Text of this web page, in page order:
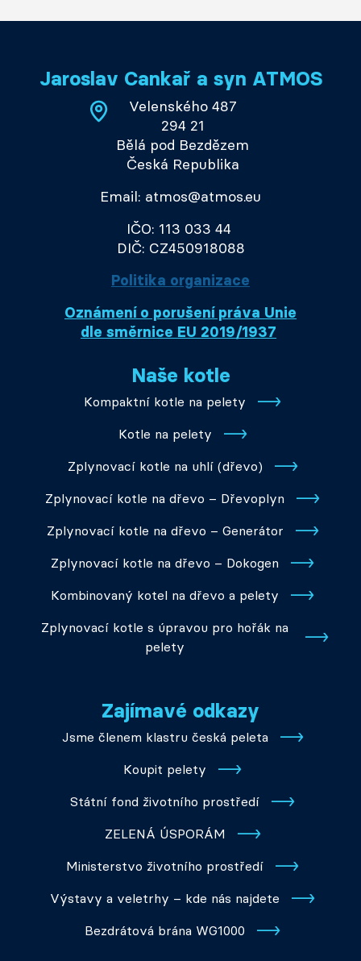
Jaroslav Cankař a syn ATMOS
Velenského 487
294 21
Bělá pod Bezdězem
Česká Republika
Email: atmos@atmos.eu
IČO: 113 033 44
DIČ: CZ450918088
Politika organizace
Oznámení o porušení práva Unie
dle směrnice EU 2019/1937
Naše kotle
Kompaktní kotle na pelety
Kotle na pelety
Zplynovací kotle na uhlí (dřevo)
Zplynovací kotle na dřevo – Dřevoplyn
Zplynovací kotle na dřevo – Generátor
Zplynovací kotle na dřevo – Dokogen
Kombinovaný kotel na dřevo a pelety
Zplynovací kotle s úpravou pro hořák na
pelety
Zajímavé odkazy
Jsme členem klastru česká peleta
Koupit pelety
Státní fond životního prostředí
ZELENÁ ÚSPORÁM
Ministerstvo životního prostředí
Výstavy a veletrhy – kde nás najdete
Bezdrátová brána WG1000